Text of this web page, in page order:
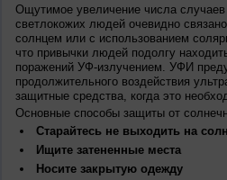
Ощутимое увеличение числа
светлокожих людей очевидно
солнцем или с использованием
что привычки людей подолгу
поражений УФ-излучением. УФИ
продолжительного воздействия
защитные средства, когда это
Основные способы защиты от
Старайтесь не выходить на
Ищите затененные места
Носите закрытую одежду